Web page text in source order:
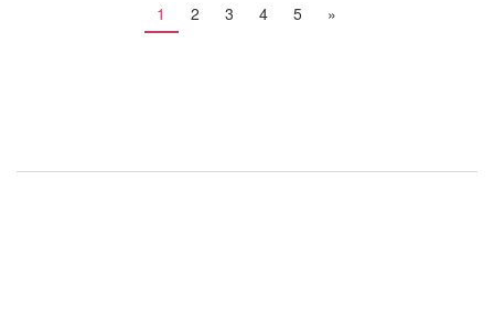
1 2 3 4 5 »